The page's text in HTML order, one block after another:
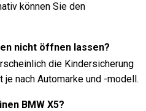
können Sie den
nicht öffnen lassen?
die Kindersicherung
nach Automarke und -modell.
BMW X5?